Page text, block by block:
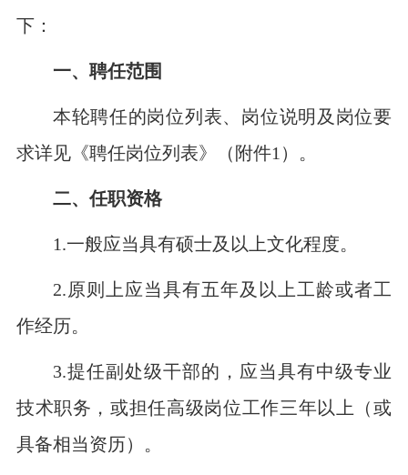
下：
一、聘任范围
本轮聘任的岗位列表、岗位说明及岗位要
求详见《聘任岗位列表》（附件1）。
二、任职资格
1.一般应当具有硕士及以上文化程度。
2.原则上应当具有五年及以上工龄或者工
作经历。
3.提任副处级干部的，应当具有中级专业
技术职务，或担任高级岗位工作三年以上（或
具备相当资历）。